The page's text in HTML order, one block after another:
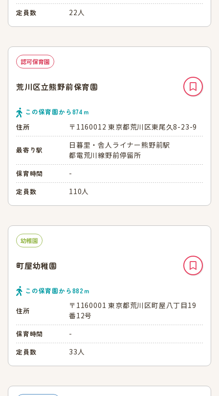
定員数 22人
認可保育園
荒川区立熊野前保育園
この保育園から874 ｍ
住所
〒1160012 東京都荒川区東尾久8-23-9
最寄り駅
日暮里・舎人ライナー熊野前駅
都電荒川線野前停留所
保育時間 -
定員数 110人
幼稚園
町屋幼稚園
この保育園から882ｍ
住所
〒1160001 東京都荒川区町屋八丁目19
番12号
保育時間 -
定員数 33人